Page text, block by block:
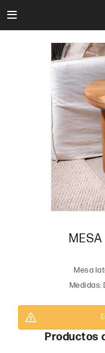

MESA
Mesa
Medidas:
Productos